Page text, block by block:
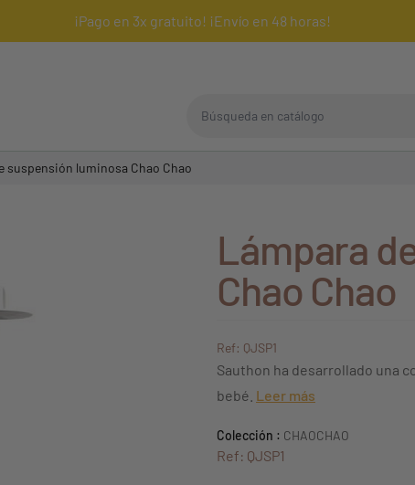
¡Pago en 3x gratuito! ¡Envío en 48 horas!
suspensión luminosa Chao Chao
Lámpara
Chao Chao
Ref: QJSP1
Sauthon ha desarrollado una
bebé. Leer más
Colección : CHAOCHAO
Ref: QJSP1